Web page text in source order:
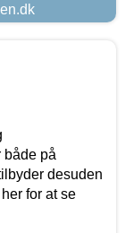
på
desuden
for at se